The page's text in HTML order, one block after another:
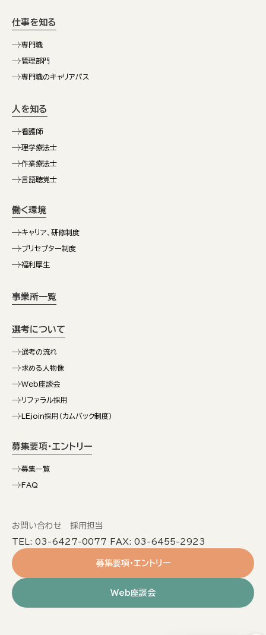
仕事を知る
専門職
管理部門
専門職のキャリアパス
人を知る
看護師
理学療法士
作業療法士
言語聴覚士
働く環境
キャリア、研修制度
プリセプター制度
福利厚生
事業所一覧
選考について
選考の流れ
求める人物像
Web座談会
リファラル採用
LEjoin採用（カムバック制度）
募集要項・エントリー
募集一覧
FAQ
お問い合わせ 採用担当
TEL: 03-6427-0077 FAX: 03-6455-2923
募集要項・エントリー
Web座談会